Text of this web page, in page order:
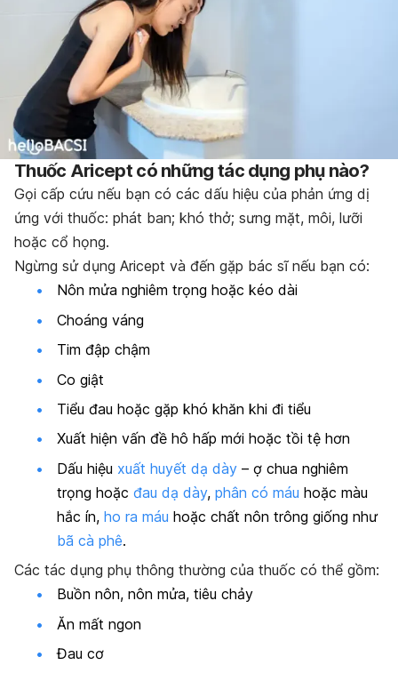
Thuốc Aricept có những tác dụng phụ nào?
Gọi cấp cứu nếu bạn có các dấu hiệu của phản ứng dị
ứng với thuốc: phát ban; khó thở; sưng mặt, môi, lưỡi
hoặc cổ họng.
Ngừng sử dụng Aricept và đến gặp bác sĩ nếu bạn có:
Nôn mửa nghiêm trọng hoặc kéo dài
Choáng váng
Tim đập chậm
Co giật
Tiểu đau hoặc gặp khó khăn khi đi tiểu
Xuất hiện vấn đề hô hấp mới hoặc tồi tệ hơn
Dấu hiệu xuất huyết dạ dày – ợ chua nghiêm
trọng hoặc đau dạ dày, phân có máu hoặc màu
hắc ín, ho ra máu hoặc chất nôn trông giống như
bã cà phê.
Các tác dụng phụ thông thường của thuốc có thể gồm:
Buồn nôn, nôn mửa, tiêu chảy
Ăn mất ngon
Đau cơ